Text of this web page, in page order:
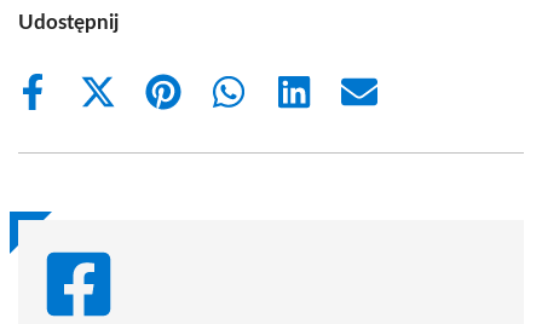
Udostępnij
Share
Share
(Twitter)
Share
Share
Share
Share